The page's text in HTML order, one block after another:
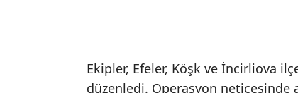
Ekipler, Efeler, Köşk ve İncirliova
düzenledi. Operasyon neticesinde